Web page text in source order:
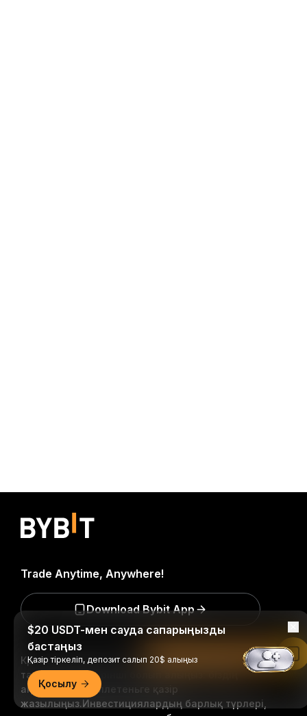
Крипто әлеміне қатысты маңызды түсініктер мен
талдауларды бірінші болып алыңыз: біздің
ақпараттық бюллетеньге қазір
жазылыңыз.Инвестициялардың барлық түрлері,
Trade Anytime, Anywhere!
Download Bybit App
$20 USDT-мен сауда сапарыңызды
бастаңыз
Қазір тіркеліп, депозит салып 20$ алыңыз
Қосылу
Bybit қолданбасында оқу